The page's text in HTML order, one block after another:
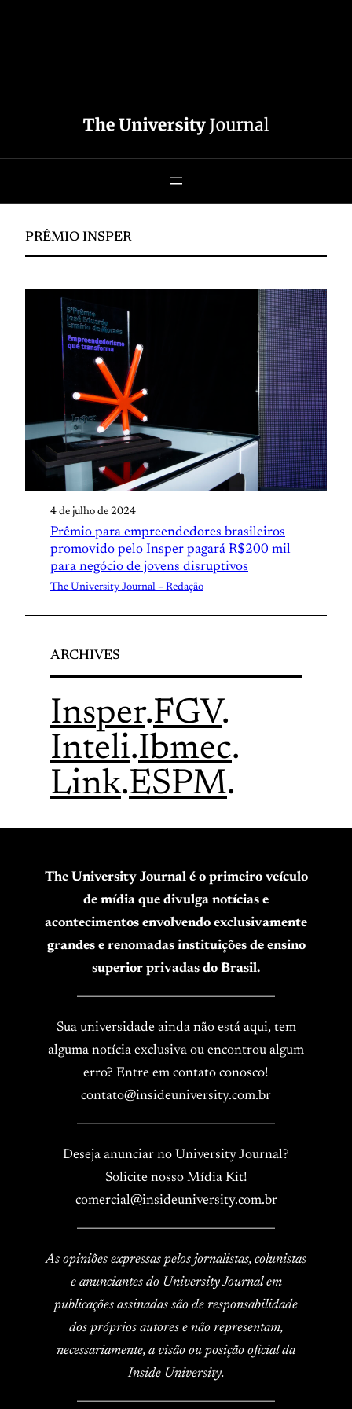
PRÊMIO INSPER
4 de julho de 2024
Prêmio para empreendedores brasileiros
promovido pelo Insper pagará R$200 mil
para negócio de jovens disruptivos
The University Journal – Redação
ARCHIVES
Insper.FGV.
Inteli.Ibmec.
Link.ESPM.
The University Journal é o primeiro veículo
de mídia que divulga notícias e
acontecimentos envolvendo exclusivamente
grandes e renomadas instituições de ensino
superior privadas do Brasil.
Sua universidade ainda não está aqui, tem
alguma notícia exclusiva ou encontrou algum
erro? Entre em contato conosco!
contato@insideuniversity.com.br
Deseja anunciar no University Journal?
Solicite nosso Mídia Kit!
comercial@insideuniversity.com.br
As opiniões expressas pelos jornalistas, colunistas
e anunciantes do University Journal em
publicações assinadas são de responsabilidade
dos próprios autores e não representam,
necessariamente, a visão ou posição oficial da
Inside University.